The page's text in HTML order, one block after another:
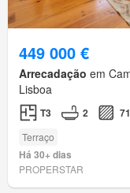
449 000 €
Arrecadação em
Lisboa
T3 2
Terraço
Há 30+ dias
PROPERSTAR